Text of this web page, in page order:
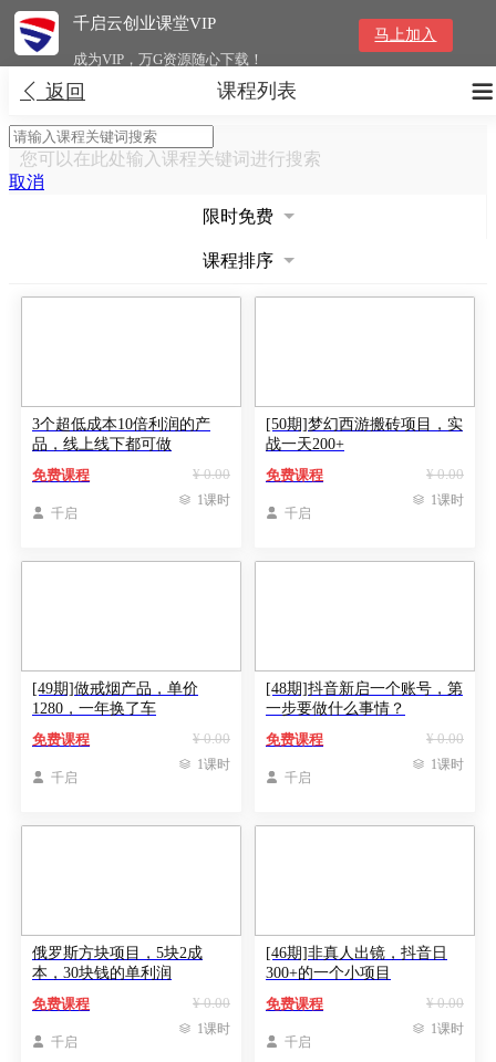
千启云创业课堂VIP
成为VIP，万G资源随心下载！
马上加入
 返回 
课程列表
您可以在此处输入课程关键词进行搜索
取消
限时免费
课程排序
3个超低成本10倍利润的产
品，线上线下都可做
¥ 0.00
免费课程
 千启
 1课时
[50期]梦幻西游搬砖项目，实
战一天200+
¥ 0.00
免费课程
 千启
 1课时
[49期]做戒烟产品，单价
1280，一年换了车​
¥ 0.00
免费课程
 千启
 1课时
[48期]抖音新启一个账号，第
一步要做什么事情？
¥ 0.00
免费课程
 千启
 1课时
俄罗斯方块项目，5块2成
本，30块钱的单利润
¥ 0.00
免费课程
 千启
 1课时
[46期]非真人出镜，抖音日
300+的一个小项目
¥ 0.00
免费课程
 千启
 1课时